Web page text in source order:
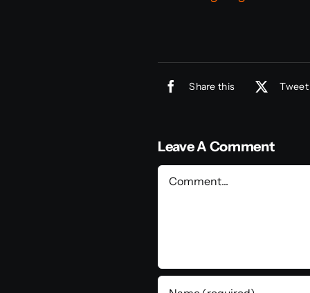
Share this
Leave A Comment
Comment